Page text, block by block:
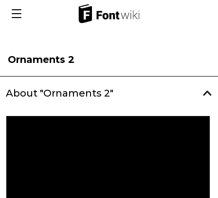
Ornaments 2
About "Ornaments 2"